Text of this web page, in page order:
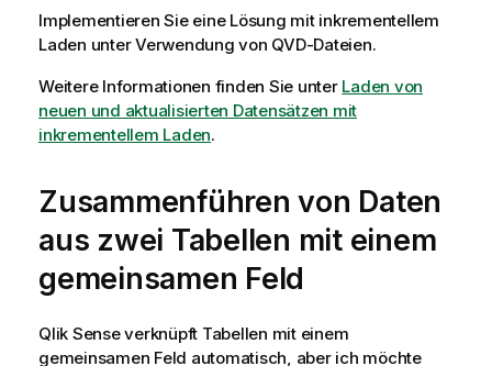
Implementieren Sie eine Lösung mit inkrementellem
Laden unter Verwendung von QVD-Dateien.
Weitere Informationen finden Sie unter Laden von
neuen und aktualisierten Datensätzen mit
inkrementellem Laden.
Zusammenführen von Daten
aus zwei Tabellen mit einem
gemeinsamen Feld
Qlik Senseverknüpft Tabellen mit einem
gemeinsamen Feld automatisch, aber ich möchte